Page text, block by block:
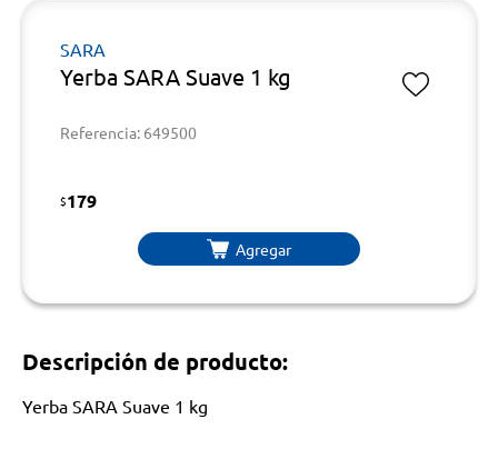
SARA
Yerba SARA Suave 1 kg
Referencia: 649500
$179
Agregar
Descripción de producto:
Yerba SARA Suave 1 kg